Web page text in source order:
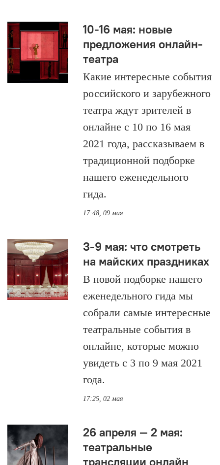
10-16 мая: новые
предложения онлайн-
театра
Какие интересные события
российского и зарубежного
театра ждут зрителей в
онлайне с 10 по 16 мая
2021 года, рассказываем в
традиционной подборке
нашего еженедельного
гида.
17:48, 09 мая
3-9 мая: что смотреть
на майских праздниках
В новой подборке нашего
еженедельного гида мы
собрали самые интересные
театральные события в
онлайне, которые можно
увидеть с 3 по 9 мая 2021
года.
17:25, 02 мая
26 апреля — 2 мая:
театральные
трансляции онлайн